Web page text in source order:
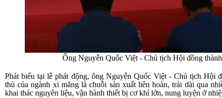
Ông Nguyễn Quốc Việt - Chủ tịch Hội đồng
Phát biểu tại lễ phát động, ông Nguyễn Quốc Việt - Chủ tịch Hội
thù của ngành xi măng là chuỗi sản xuất liên hoàn, trải dài qua
khai thác nguyên liệu, vận hành thiết bị cơ khí lớn, nung luyện ở